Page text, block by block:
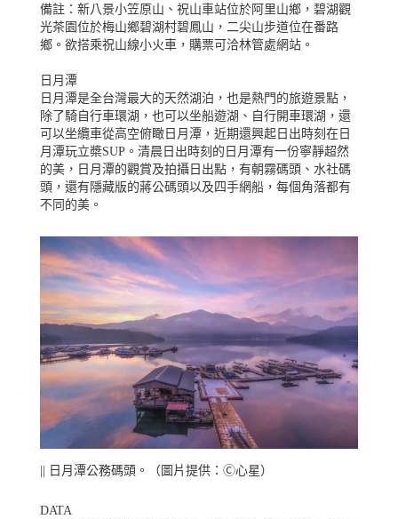
備註：新八景小笠原山、祝山車站位於阿里山鄉，碧湖觀
光茶園位於梅山鄉碧湖村碧鳳山，二尖山步道位在番路
鄉。欲搭乘祝山線小火車，購票可洽林管處網站。
日月潭
日月潭是全台灣最大的天然湖泊，也是熱門的旅遊景點，
除了騎自行車環湖，也可以坐船遊湖、自行開車環湖，還
可以坐纜車從高空俯瞰日月潭，近期還興起日出時刻在日
月潭玩立槳SUP。清晨日出時刻的日月潭有一份寧靜超然
的美，日月潭的觀賞及拍攝日出點，有朝霧碼頭、水社碼
頭，還有隱藏版的蔣公碼頭以及四手網船，每個角落都有
不同的美。
|| 日月潭公務碼頭。（圖片提供：Ⓒ心星）
DATA